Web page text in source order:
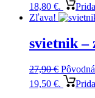
18,80 €.
Zľava!
svietnik –
27,90€
19,50 €.